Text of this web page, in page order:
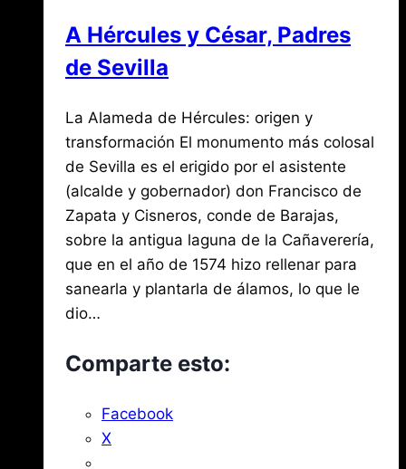
Don
Fadrique?
A Hércules y César, Padres
de Sevilla
Por Jose
María
de
Mena
septiembre
5,
2021agosto
3,
2026
La Alameda de Hércules: origen y
transformación El monumento más colosal
de Sevilla es el erigido por el asistente
(alcalde y gobernador) don Francisco de
Zapata y Cisneros, conde de Barajas,
sobre la antigua laguna de la Cañaverería,
que en el año de 1574 hizo rellenar para
sanearla y plantarla de álamos, lo que le
dio…
Comparte esto:
Facebook
X